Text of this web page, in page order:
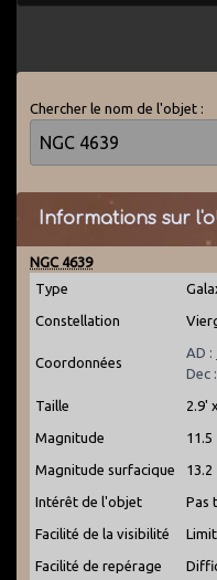
Chercher le nom de l'objet :
Informations sur
NGC 4639
Type
Constellation
Coordonnées
AD :
Dec :
Taille 2.9'
Magnitude 11.5
Magnitude surfacique 13.2
Intérêt de l'objet Pas
Facilité de la visibilité
Facilité de repérage